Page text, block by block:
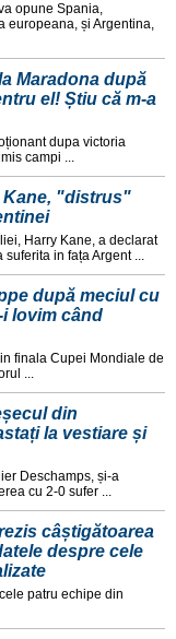
opune Spania,
europeana, și Argentina,
Maradona după
el! Știu că m-a
dupa victoria
campi ...
Kane, "distrus"
Harry Kane, a declarat
in fața Argent ...
după meciul cu
lovim când
finala Cupei Mondiale de
...
din
la vestiare și
Deschamps, și-a
cu 2-0 sufer ...
câștigătoarea
despre cele
patru echipe din